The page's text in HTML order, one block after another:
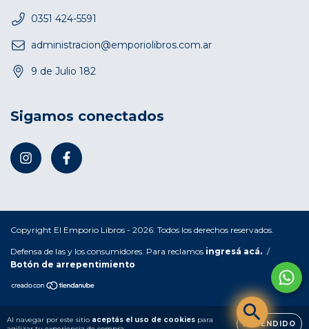
Al navegar por este sitio aceptás el uso de cookies para
ENTENDIDO
0351 424-5591
administracion@emporiolibros.com.ar
9 de Julio 182
Sigamos conectados
Copyright El Emporio Libros - 2026. Todos los derechos reservados.
Defensa de las y los consumidores. Para reclamos ingresá acá. /
Botón de arrepentimiento